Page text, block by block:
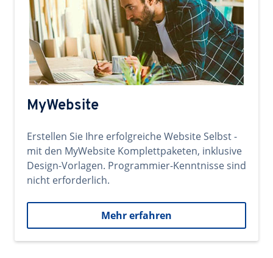
MyWebsite
Erstellen Sie Ihre erfolgreiche Website Selbst -
mit den MyWebsite Komplettpaketen, inklusive
Design-Vorlagen. Programmier-Kenntnisse sind
nicht erforderlich.
Mehr erfahren